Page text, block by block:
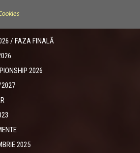
/ FAZA FINALĂ
2026
2025